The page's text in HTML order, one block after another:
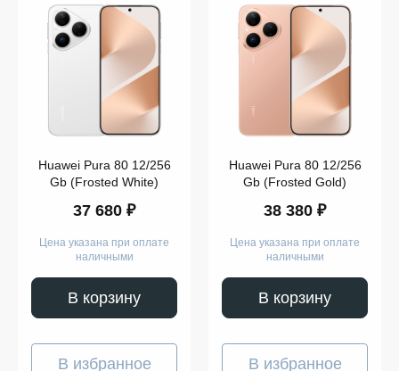
Huawei Pura 80 12/256
Gb (Frosted White)
37 680 ₽
Цена указана при оплате
наличными
В корзину
В избранное
Huawei Pura 80 12/256
Gb (Frosted Gold)
38 380 ₽
Цена указана при оплате
наличными
В корзину
В избранное